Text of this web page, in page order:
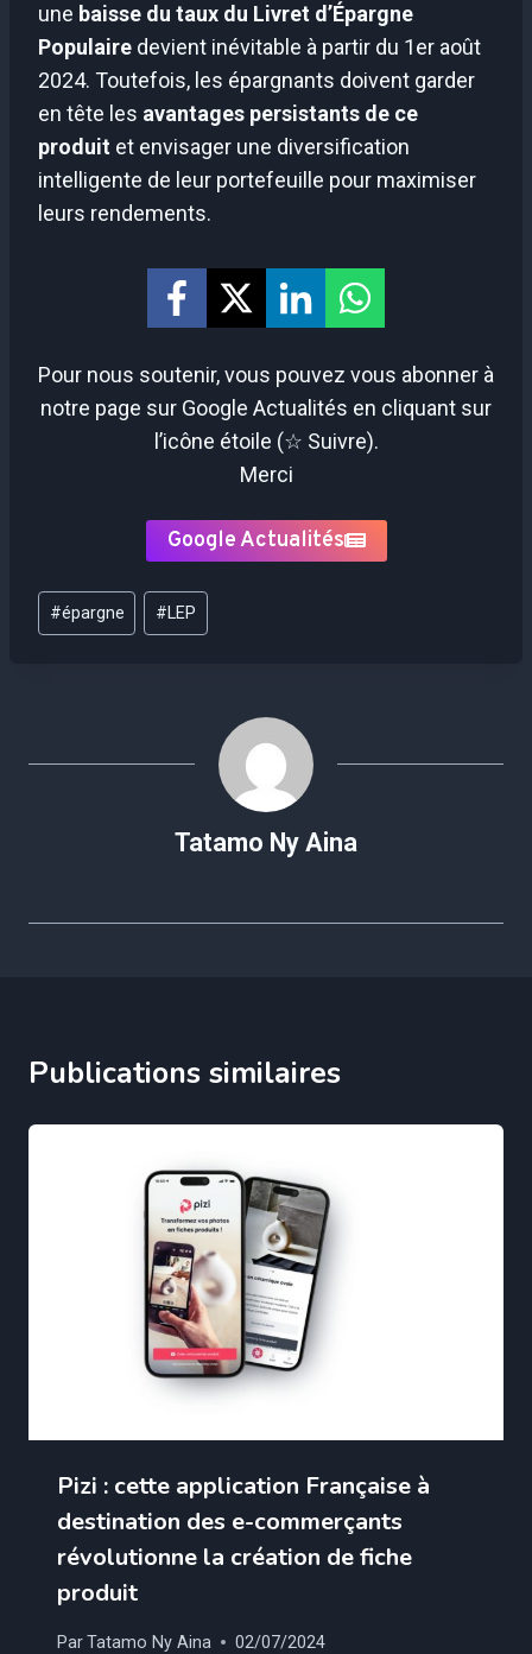
une baisse du taux du Livret d’Épargne
Populaire devient inévitable à partir du 1er août
2024. Toutefois, les épargnants doivent garder
en tête les avantages persistants de ce
produit et envisager une diversification
intelligente de leur portefeuille pour maximiser
leurs rendements.
Pour nous soutenir, vous pouvez vous abonner à
notre page sur Google Actualités en cliquant sur
l’icône étoile (☆ Suivre).
Merci
Google Actualités
Étiquettes
de
#épargne #LEP
Tatamo Ny Aina
Publications similaires
Pizi : cette application Française à
destination des e-commerçants
révolutionne la création de fiche
produit
ParTatamo Ny Aina 02/07/2024